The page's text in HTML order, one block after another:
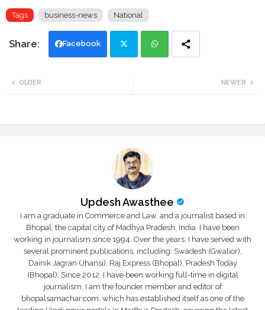
Tags business-news National
Facebook
NEWER
OLDER
Updesh Awasthee
I am a graduate in Commerce and Law, and a journalist based in
Bhopal, the capital city of Madhya Pradesh, India. I have been
working in journalism since 1994. Over the years, I have served with
several prominent publications, including: Swadesh (Gwalior),
Dainik Jagran (Jhansi), Raj Express (Bhopal), Pradesh Today
(Bhopal); Since 2012, I have been working full-time in digital
journalism. I am the founder member and editor of
bhopalsamachar.com, which has established itself as one of the